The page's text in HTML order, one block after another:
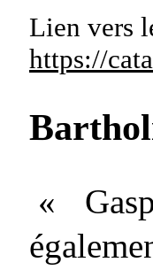
Lien vers
https://
«